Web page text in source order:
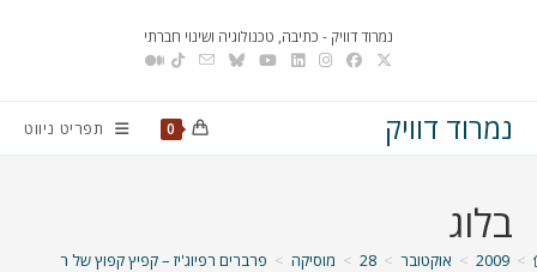
נמרוד דוויק - כתיבה, טכנולוגיה ושינוי חברתי
נמרוד דוויק 0 תפריט ניווט
בלוג
>
2009
> אוקטובר >
28
> מוסיקה > פרברים רפיוג'יז – קפיץ קפוץ של רותם